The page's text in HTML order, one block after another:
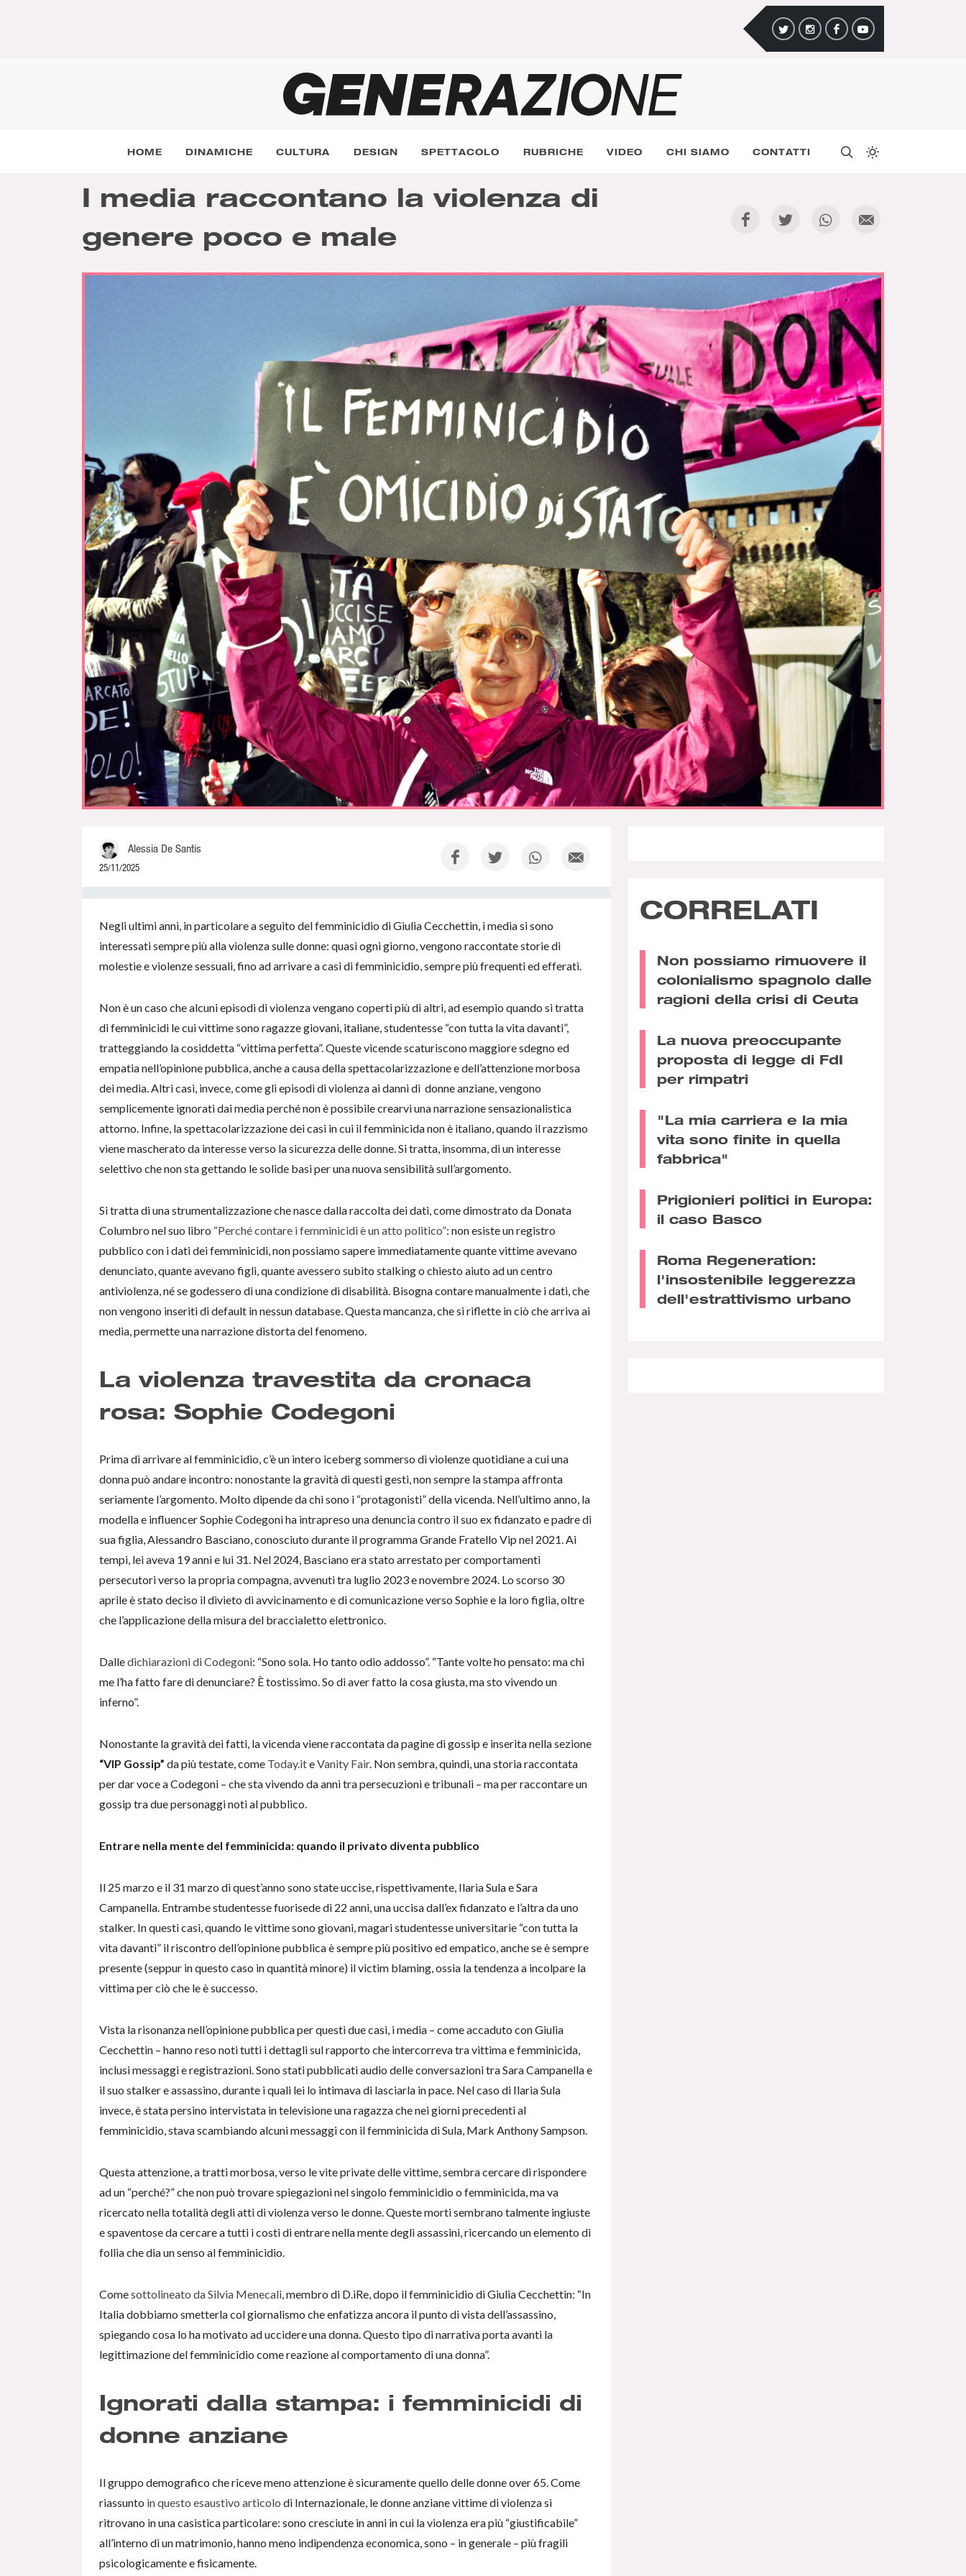
HOME DINAMICHE CULTURA DESIGN SPETTACOLO RUBRICHE VIDEO CHI SIAMO CONTATTI
I media raccontano la violenza di
genere poco e male
Alessia De Santis
25/11/2025
Negli ultimi anni, in particolare a seguito del femminicidio di Giulia Cecchettin, i media si sono
interessati sempre più alla violenza sulle donne: quasi ogni giorno, vengono raccontate storie di
molestie e violenze sessuali, fino ad arrivare a casi di femminicidio, sempre più frequenti ed efferati.
Non è un caso che alcuni episodi di violenza vengano coperti più di altri, ad esempio quando si tratta
di femminicidi le cui vittime sono ragazze giovani, italiane, studentesse “con tutta la vita davanti”,
tratteggiando la cosiddetta “vittima perfetta”. Queste vicende scaturiscono maggiore sdegno ed
empatia nell’opinione pubblica, anche a causa della spettacolarizzazione e dell’attenzione morbosa
dei media. Altri casi, invece, come gli episodi di violenza ai danni di donne anziane, vengono
semplicemente ignorati dai media perché non è possibile crearvi una narrazione sensazionalistica
attorno. Infine, la spettacolarizzazione dei casi in cui il femminicida non è italiano, quando il razzismo
viene mascherato da interesse verso la sicurezza delle donne. Si tratta, insomma, di un interesse
selettivo che non sta gettando le solide basi per una nuova sensibilità sull’argomento.
Si tratta di una strumentalizzazione che nasce dalla raccolta dei dati, come dimostrato da Donata
Columbro nel suo libro “Perché contare i femminicidi è un atto politico”: non esiste un registro
pubblico con i dati dei femminicidi, non possiamo sapere immediatamente quante vittime avevano
denunciato, quante avevano figli, quante avessero subito stalking o chiesto aiuto ad un centro
antiviolenza, né se godessero di una condizione di disabilità. Bisogna contare manualmente i dati, che
non vengono inseriti di default in nessun database. Questa mancanza, che si riflette in ciò che arriva ai
media, permette una narrazione distorta del fenomeno.
La violenza travestita da cronaca
rosa: Sophie Codegoni
Prima di arrivare al femminicidio, c’è un intero iceberg sommerso di violenze quotidiane a cui una
donna può andare incontro: nonostante la gravità di questi gesti, non sempre la stampa affronta
seriamente l’argomento. Molto dipende da chi sono i “protagonisti” della vicenda. Nell’ultimo anno, la
modella e influencer Sophie Codegoni ha intrapreso una denuncia contro il suo ex fidanzato e padre di
sua figlia, Alessandro Basciano, conosciuto durante il programma Grande Fratello Vip nel 2021. Ai
tempi, lei aveva 19 anni e lui 31. Nel 2024, Basciano era stato arrestato per comportamenti
persecutori verso la propria compagna, avvenuti tra luglio 2023 e novembre 2024. Lo scorso 30
aprile è stato deciso il divieto di avvicinamento e di comunicazione verso Sophie e la loro figlia, oltre
che l’applicazione della misura del braccialetto elettronico.
Dalledichiarazioni di Codegoni: “Sono sola. Ho tanto odio addosso”. “Tante volte ho pensato: ma chi
me l’ha fatto fare di denunciare? È tostissimo. So di aver fatto la cosa giusta, ma sto vivendo un
inferno”.
Nonostante la gravità dei fatti, la vicenda viene raccontata da pagine di gossip e inserita nella sezione
“VIP Gossip” da più testate, come Today.iteVanity Fair. Non sembra, quindi, una storia raccontata
per dar voce a Codegoni – che sta vivendo da anni tra persecuzioni e tribunali – ma per raccontare un
gossip tra due personaggi noti al pubblico.
Entrare nella mente del femminicida: quando il privato diventa pubblico
Il 25 marzo e il 31 marzo di quest’anno sono state uccise, rispettivamente, Ilaria Sula e Sara
Campanella. Entrambe studentesse fuorisede di 22 anni, una uccisa dall’ex fidanzato e l’altra da uno
stalker. In questi casi, quando le vittime sono giovani, magari studentesse universitarie “con tutta la
vita davanti” il riscontro dell’opinione pubblica è sempre più positivo ed empatico, anche se è sempre
presente (seppur in questo caso in quantità minore) il victim blaming, ossia la tendenza a incolpare la
vittima per ciò che le è successo.
Vista la risonanza nell’opinione pubblica per questi due casi, i media – come accaduto con Giulia
Cecchettin – hanno reso noti tutti i dettagli sul rapporto che intercorreva tra vittima e femminicida,
inclusi messaggi e registrazioni. Sono stati pubblicati audio delle conversazioni tra Sara Campanella e
il suo stalker e assassino, durante i quali lei lo intimava di lasciarla in pace. Nel caso di Ilaria Sula
invece, è stata persino intervistata in televisione una ragazza che nei giorni precedenti al
femminicidio, stava scambiando alcuni messaggi con il femminicida di Sula, Mark Anthony Sampson.
Questa attenzione, a tratti morbosa, verso le vite private delle vittime, sembra cercare di rispondere
ad un “perché?” che non può trovare spiegazioni nel singolo femminicidio o femminicida, ma va
ricercato nella totalità degli atti di violenza verso le donne. Queste morti sembrano talmente ingiuste
e spaventose da cercare a tutti i costi di entrare nella mente degli assassini, ricercando un elemento di
follia che dia un senso al femminicidio.
Comesottolineato da Silvia Menecali, membro di D.iRe, dopo il femminicidio di Giulia Cecchettin: “In
Italia dobbiamo smetterla col giornalismo che enfatizza ancora il punto di vista dell’assassino,
spiegando cosa lo ha motivato ad uccidere una donna. Questo tipo di narrativa porta avanti la
legittimazione del femminicidio come reazione al comportamento di una donna”.
Ignorati dalla stampa: i femminicidi di
donne anziane
Il gruppo demografico che riceve meno attenzione è sicuramente quello delle donne over 65. Come
riassunto in questo esaustivo articolo di Internazionale, le donne anziane vittime di violenza si
ritrovano in una casistica particolare: sono cresciute in anni in cui la violenza era più “giustificabile”
all’interno di un matrimonio, hanno meno indipendenza economica, sono – in generale – più fragili
psicologicamente e fisicamente.
CORRELATI
Non possiamo rimuovere il
colonialismo spagnolo dalle
ragioni della crisi di Ceuta
La nuova preoccupante
proposta di legge di FdI
per rimpatri
"La mia carriera e la mia
vita sono finite in quella
fabbrica"
Prigionieri politici in Europa:
il caso Basco
Roma Regeneration:
l'insostenibile leggerezza
dell'estrattivismo urbano